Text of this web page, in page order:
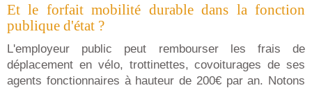
Et le forfait mobilité durable dans la fonction
publique d'état ?
L'employeur public peut rembourser les frais de
déplacement en vélo, trottinettes, covoiturages de ses
agents fonctionnaires à hauteur de 200€ par an. Notons